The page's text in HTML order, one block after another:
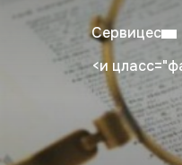
Сервицес
<и
Mon–Fri: